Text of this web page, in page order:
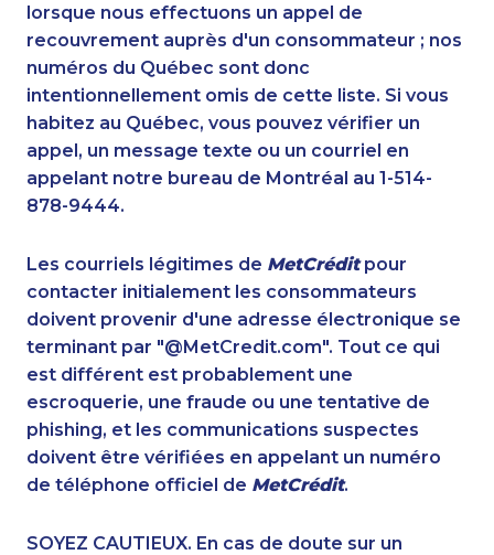
1-416-907-0709
1-514-878-3515
1-780-425-0963
1-587-316-3433
1-416-916-0328
1-778-401-6961
1-438-289-3509
1-902-482-9269
1-778-662-5026
1-587-319-2218
1-587-319-2124
1-647-245-5599
1-604-282-0617
1-647-722-9538
1-778-654-8301
1-780-424-9510
1-647-361-8352
1-647-503-3775
1-587-316-3426
1-416-237-1109
1-780-900-8863
1-514-788-7629
1-514-798-8832
1-902-482-2171
1-778-760-1289
1-604-282-3658
1-587-409-6677
1-437-900-0396
1-506-300-0073
lorsque nous effectuons un appel de
recouvrement auprès d'un consommateur ; nos
numéros du Québec sont donc
intentionnellement omis de cette liste. Si vous
habitez au Québec, vous pouvez vérifier un
appel, un message texte ou un courriel en
appelant notre bureau de Montréal au 1-514-
878-9444.
Les courriels légitimes de MetCréditpour
contacter initialement les consommateurs
doivent provenir d'une adresse électronique se
terminant par "@MetCredit.com". Tout ce qui
est différent est probablement une
escroquerie, une fraude ou une tentative de
phishing, et les communications suspectes
doivent être vérifiées en appelant un numéro
de téléphone officiel de MetCrédit.
SOYEZ CAUTIEUX. En cas de doute sur un